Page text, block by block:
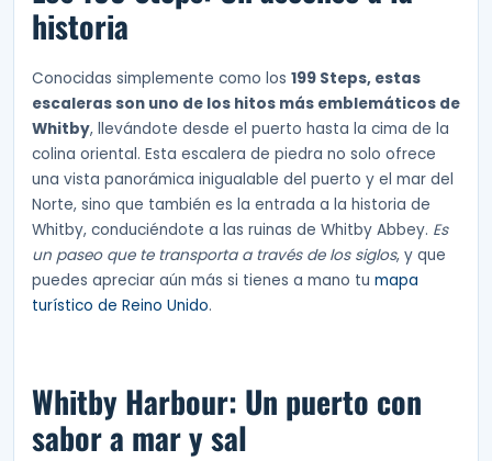
historia
Conocidas simplemente como los 199 Steps, estas
escaleras son uno de los hitos más emblemáticos de
Whitby, llevándote desde el puerto hasta la cima de la
colina oriental. Esta escalera de piedra no solo ofrece
una vista panorámica inigualable del puerto y el mar del
Norte, sino que también es la entrada a la historia de
Whitby, conduciéndote a las ruinas de Whitby Abbey. Es
un paseo que te transporta a través de los siglos, y que
puedes apreciar aún más si tienes a mano tu mapa
turístico de Reino Unido.
Whitby Harbour: Un puerto con
sabor a mar y sal